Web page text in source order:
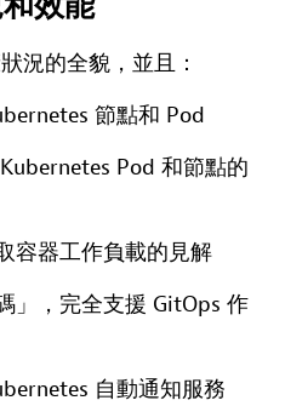
況的全貌，並且：
節點和 Pod
Pod 和節點的
容器工作負載的見解
」，完全支援 GitOps 作
自動通知服務